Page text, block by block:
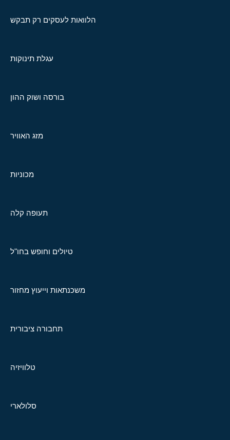
הלוואות לעסקים רק תבקש
עגלת תינוקות
בורסה ושוק ההון
מזג האוויר
מכוניות
תעופה קלה
טיולים וחופש בחו"ל
משכנתאות וייעוץ מחזור
תחבורה ציבורית
טלוויזיה
סלולארי